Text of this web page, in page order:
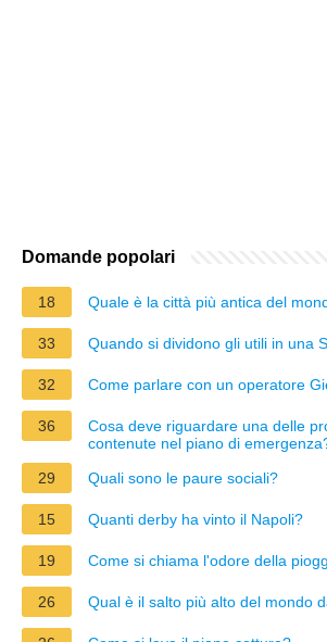
Domande popolari
18 Quale è la città più antica del
33 Quando si dividono gli utili in una
32 Come parlare con un operatore
36
Cosa deve riguardare una delle
contenute nel piano di
29
Quali sono le paure sociali?
15 Quanti derby ha vinto il Napoli?
19 Come si chiama l'odore della
26 Qual è il salto più alto del mondo